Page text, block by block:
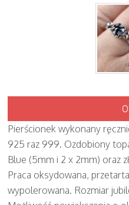
Pierścionek wykonany
925 raz 999. Ozdobiony
Blue (5mm i 2 x 2mm) oraz
Praca oksydowana,
wypolerowana. Rozmiar